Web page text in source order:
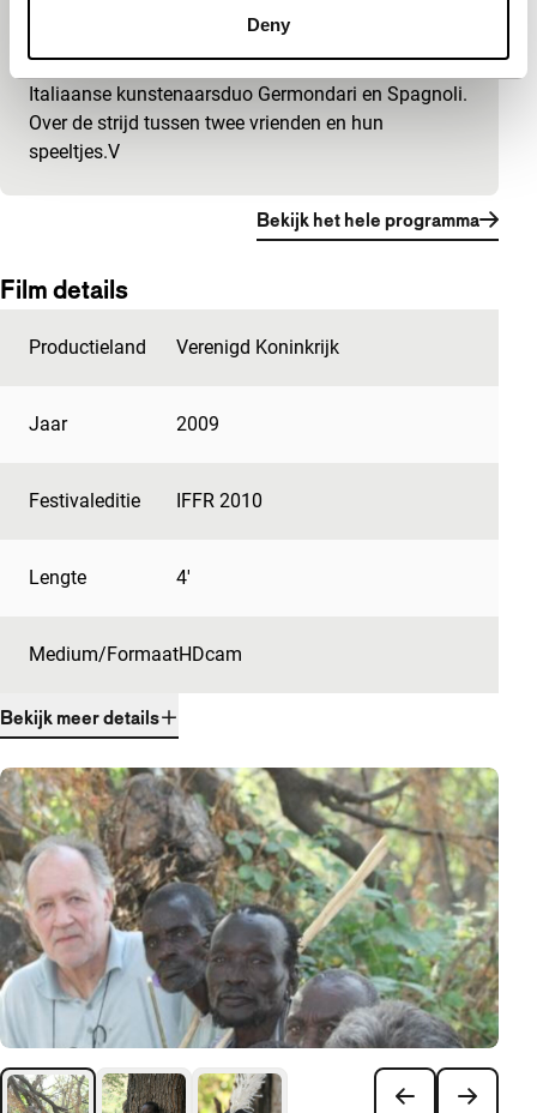
Deny
Geestige zedenschets van het zeer productieve
Italiaanse kunstenaarsduo Germondari en Spagnoli.
Over de strijd tussen twee vrienden en hun
speeltjes.V
Bekijk het hele programma
Film details
Productieland Verenigd Koninkrijk
Jaar 2009
Festivaleditie IFFR 2010
Lengte 4'
Medium/FormaatHDcam
Bekijk meer details